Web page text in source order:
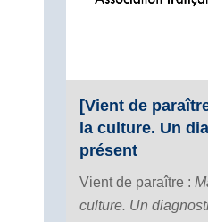
[Vient de
la culture. Un
présent
Vient de paraître :
culture. Un